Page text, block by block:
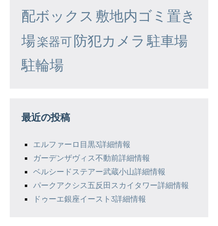
配ボックス 敷地内ゴミ置き
場楽器可防犯カメラ 駐車場
駐輪場
最近の投稿
エルファーロ目黒3詳細情報
ガーデンザヴィス不動前詳細情報
ベルシードステアー武蔵小山詳細情報
パークアクシス五反田スカイタワー詳細情報
ドゥーエ銀座イースト3詳細情報